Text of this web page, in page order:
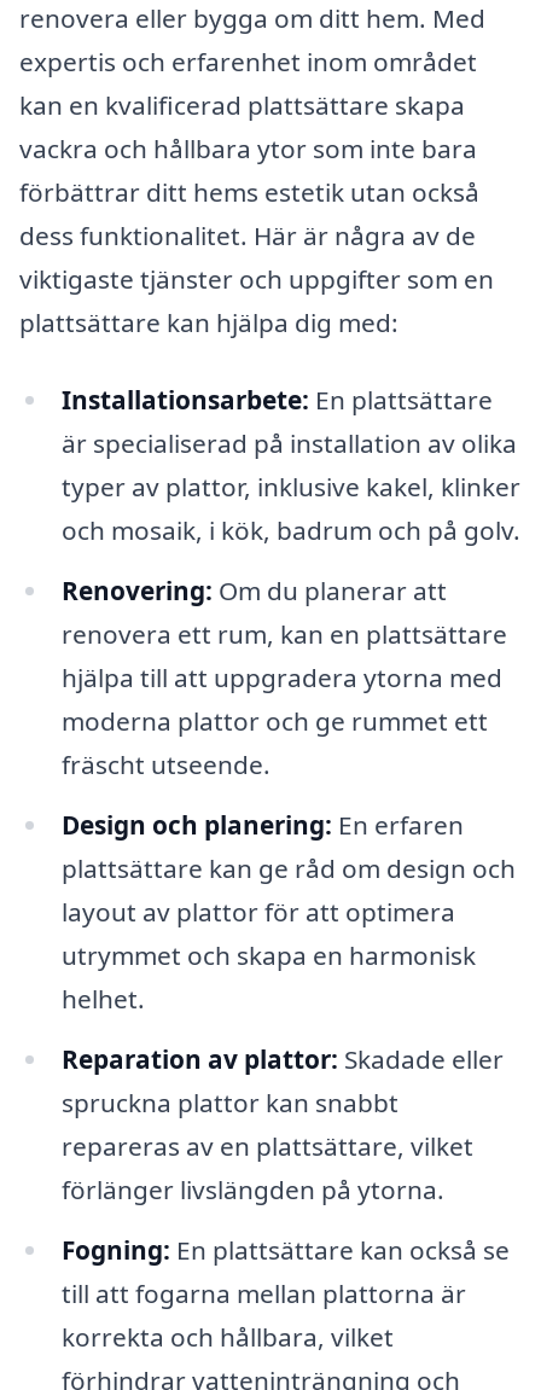
renovera eller bygga om ditt hem. Med
expertis och erfarenhet inom området
kan en kvalificerad plattsättare skapa
vackra och hållbara ytor som inte bara
förbättrar ditt hems estetik utan också
dess funktionalitet. Här är några av de
viktigaste tjänster och uppgifter som en
plattsättare kan hjälpa dig med:
Installationsarbete: En plattsättare
är specialiserad på installation av olika
typer av plattor, inklusive kakel, klinker
och mosaik, i kök, badrum och på golv.
Renovering: Om du planerar att
renovera ett rum, kan en plattsättare
hjälpa till att uppgradera ytorna med
moderna plattor och ge rummet ett
fräscht utseende.
Design och planering: En erfaren
plattsättare kan ge råd om design och
layout av plattor för att optimera
utrymmet och skapa en harmonisk
helhet.
Reparation av plattor: Skadade eller
spruckna plattor kan snabbt
repareras av en plattsättare, vilket
förlänger livslängden på ytorna.
Fogning: En plattsättare kan också se
till att fogarna mellan plattorna är
korrekta och hållbara, vilket
förhindrar vatteninträngning och